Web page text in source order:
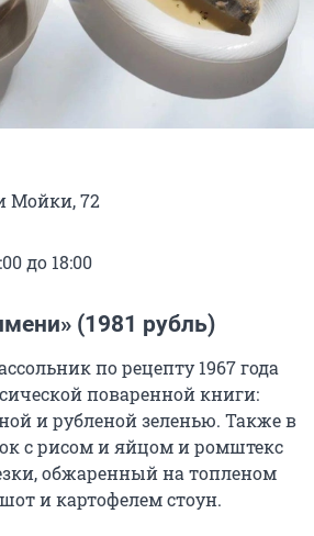
Мойки, 72
до 18:00
(1981 рубль)
по рецепту 1967 года
поваренной книги:
и рубленой зеленью. Также в
с рисом и яйцом и ромштекс
обжаренный на топленом
и картофелем стоун.